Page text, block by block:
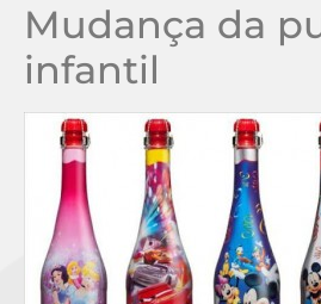
Mudança da
infantil